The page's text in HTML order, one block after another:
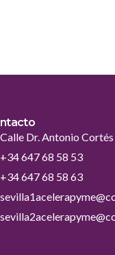
Calle Dr. Antonio
+34 647 68 58 53
+34 647 68 58 63